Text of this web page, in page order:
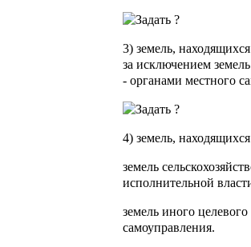
3) земель,
за исключением
- органами местного
4) земель,
земель
исполнительной
земель иного
самоуправления.